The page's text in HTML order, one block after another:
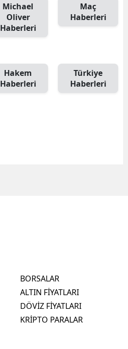
Michael
Oliver
Haberleri
Maç
Haberleri
Hakem
Haberleri
Türkiye
Haberleri
BORSALAR
ALTIN FİYATLARI
DÖVİZ FİYATLARI
KRİPTO PARALAR